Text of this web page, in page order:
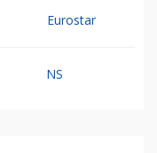
Eurostar
NS